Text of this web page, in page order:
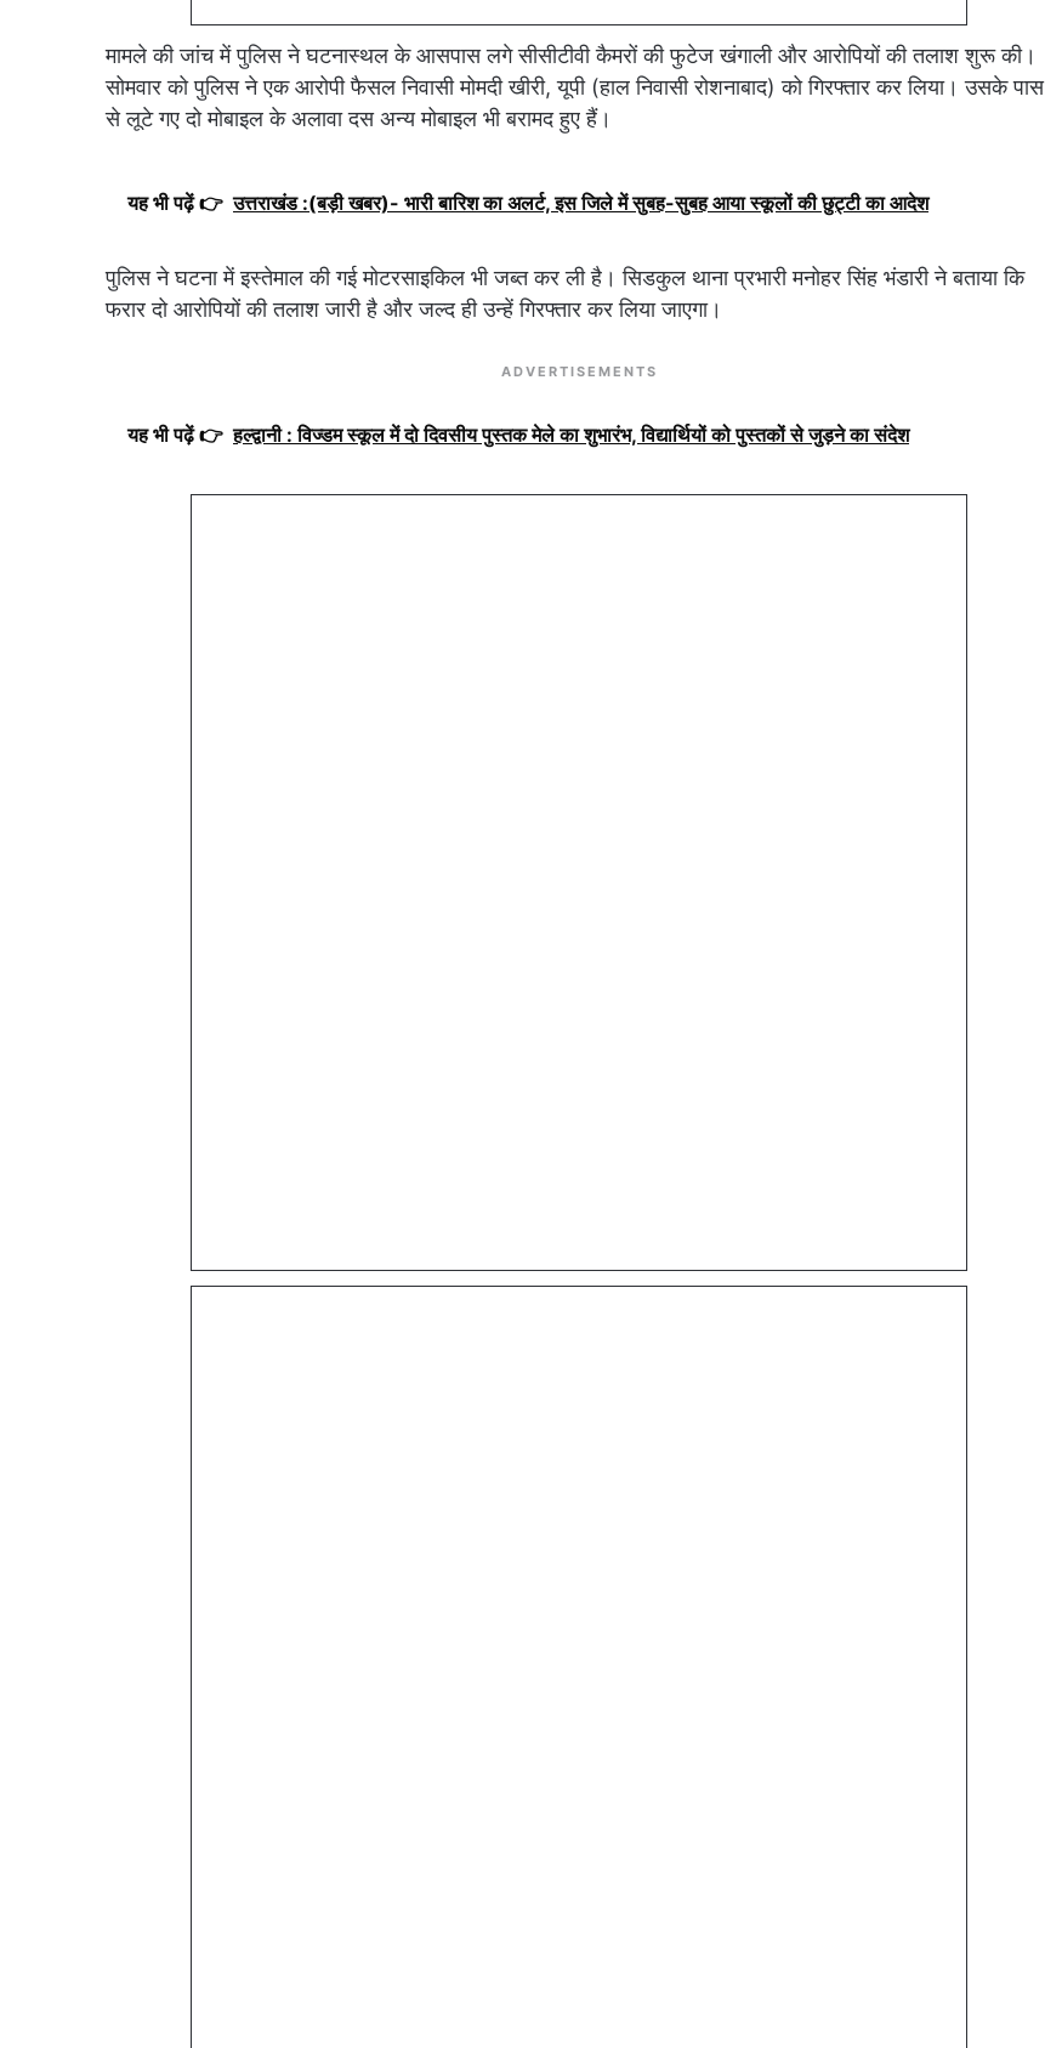
मामले की जांच में पुलिस ने घटनास्थल के आसपास लगे सीसीटीवी कैमरों की फुटेज खंगाली और आरोपियों की तलाश शुरू की।
सोमवार को पुलिस ने एक आरोपी फैसल निवासी मोमदी खीरी, यूपी (हाल निवासी रोशनाबाद) को गिरफ्तार कर लिया। उसके पास
से लूटे गए दो मोबाइल के अलावा दस अन्य मोबाइल भी बरामद हुए हैं।
यह भी पढ़ें 👉 उत्तराखंड :(बड़ी खबर)- भारी बारिश का अलर्ट, इस जिले में सुबह-सुबह आया स्कूलों की छुट्टी का आदेश
पुलिस ने घटना में इस्तेमाल की गई मोटरसाइकिल भी जब्त कर ली है। सिडकुल थाना प्रभारी मनोहर सिंह भंडारी ने बताया कि
फरार दो आरोपियों की तलाश जारी है और जल्द ही उन्हें गिरफ्तार कर लिया जाएगा।
ADVERTISEMENTS
यह भी पढ़ें 👉 हल्द्वानी : विज्डम स्कूल में दो दिवसीय पुस्तक मेले का शुभारंभ, विद्यार्थियों को पुस्तकों से जुड़ने का संदेश